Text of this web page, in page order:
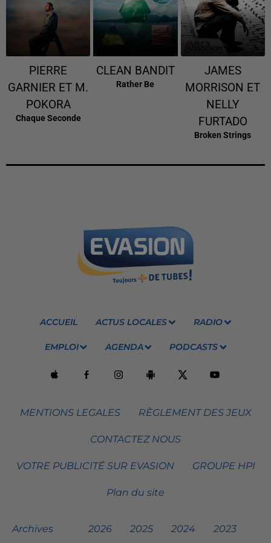
PIERRE
GARNIER ET M.
POKORA
Chaque Seconde
CLEAN BANDIT
Rather Be
JAMES
MORRISON ET
NELLY
FURTADO
Broken Strings
ACCUEIL ACTUS LOCALES RADIO
EMPLOI AGENDA PODCASTS
MENTIONS LEGALES RÈGLEMENT DES JEUX
CONTACTEZ NOUS
VOTRE PUBLICITÉ SUR EVASION GROUPE HPI
Plan du site
Archives 2026 2025 2024 2023